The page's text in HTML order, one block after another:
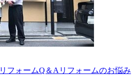
リフォームQ＆A リフォームのお悩み